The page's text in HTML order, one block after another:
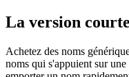
La version courte
Achetez des noms
noms qui s'appuient sur